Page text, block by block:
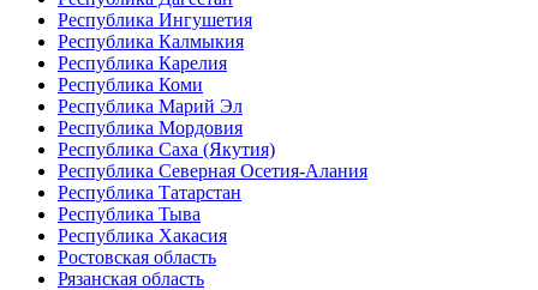
Республика Ингушетия
Республика Калмыкия
Республика Карелия
Республика Коми
Республика Марий Эл
Республика Мордовия
Республика Саха (Якутия)
Республика Северная Осетия-Алания
Республика Татарстан
Республика Тыва
Республика Хакасия
Ростовская область
Рязанская область